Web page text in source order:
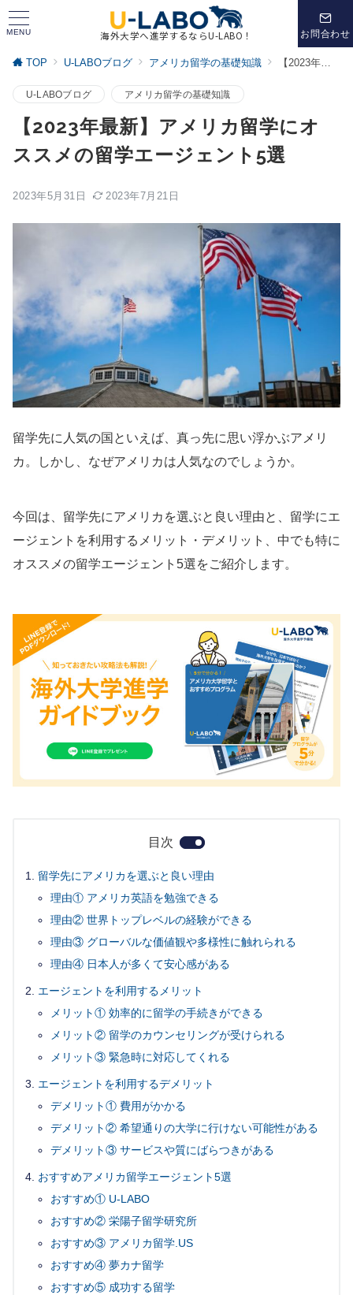
MENU 海外大学へ進学するならU-LABO！ お問合わせ
TOP U-LABOブログ アメリカ留学の基礎知識 【2023年最新】アメリカ留学にオススメの留学エージェント5選
U-LABOブログ アメリカ留学の基礎知識
【2023年最新】アメリカ留学にオ
ススメの留学エージェント5選
2023年5月31日 2023年7月21日
留学先に人気の国といえば、真っ先に思い浮かぶアメリ
カ。しかし、なぜアメリカは人気なのでしょうか。
今回は、留学先にアメリカを選ぶと良い理由と、留学にエ
ージェントを利用するメリット・デメリット、中でも特に
オススメの留学エージェント5選をご紹介します。
目次
留学先にアメリカを選ぶと良い理由
理由① アメリカ英語を勉強できる
理由② 世界トップレベルの経験ができる
理由③ グローバルな価値観や多様性に触れられる
理由④ 日本人が多くて安心感がある
エージェントを利用するメリット
メリット① 効率的に留学の手続きができる
メリット② 留学のカウンセリングが受けられる
メリット③ 緊急時に対応してくれる
エージェントを利用するデメリット
デメリット① 費用がかかる
デメリット② 希望通りの大学に行けない可能性がある
デメリット③ サービスや質にばらつきがある
おすすめアメリカ留学エージェント5選
おすすめ① U-LABO
おすすめ② 栄陽子留学研究所
おすすめ③ アメリカ留学.US
おすすめ④ 夢カナ留学
おすすめ⑤ 成功する留学